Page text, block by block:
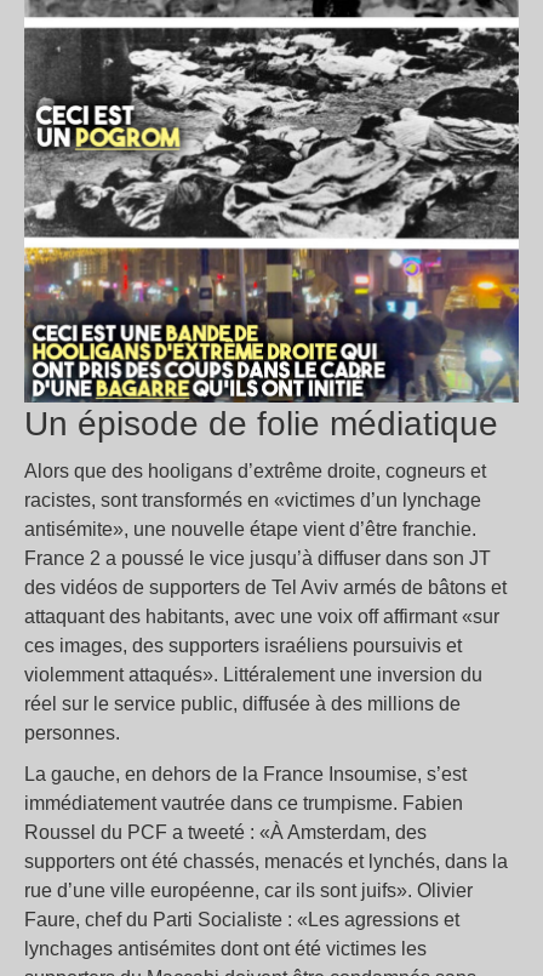
Un épisode de folie médiatique
Alors que des hooligans d’extrême droite, cogneurs et
racistes, sont transformés en «victimes d’un lynchage
antisémite», une nouvelle étape vient d’être franchie.
France 2 a poussé le vice jusqu’à diffuser dans son JT
des vidéos de supporters de Tel Aviv armés de bâtons et
attaquant des habitants, avec une voix off affirmant «sur
ces images, des supporters israéliens poursuivis et
violemment attaqués». Littéralement une inversion du
réel sur le service public, diffusée à des millions de
personnes.
La gauche, en dehors de la France Insoumise, s’est
immédiatement vautrée dans ce trumpisme. Fabien
Roussel du PCF a tweeté : «À Amsterdam, des
supporters ont été chassés, menacés et lynchés, dans la
rue d’une ville européenne, car ils sont juifs». Olivier
Faure, chef du Parti Socialiste : «Les agressions et
lynchages antisémites dont ont été victimes les